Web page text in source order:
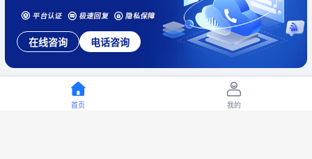
在线咨询 电话咨询
首页 我的